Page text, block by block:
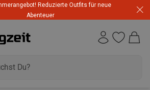
Reduzierte Outfits für neue
Abenteuer